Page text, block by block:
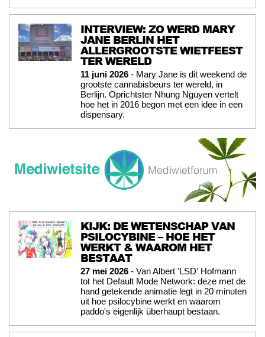
INTERVIEW: ZO WERD MARY
JANE BERLIN HET
ALLERGROOTSTE WIETFEEST
TER WERELD
11 juni 2026 - Mary Jane is dit weekend de
grootste cannabisbeurs ter wereld, in
Berlijn. Oprichtster Nhung Nguyen vertelt
hoe het in 2016 begon met een idee in een
dispensary.
KIJK: DE WETENSCHAP VAN
PSILOCYBINE – HOE HET
WERKT & WAAROM HET
BESTAAT
27 mei 2026 - Van Albert 'LSD' Hofmann
tot het Default Mode Network: deze met de
hand getekende animatie legt in 20 minuten
uit hoe psilocybine werkt en waarom
paddo's eigenlijk überhaupt bestaan.